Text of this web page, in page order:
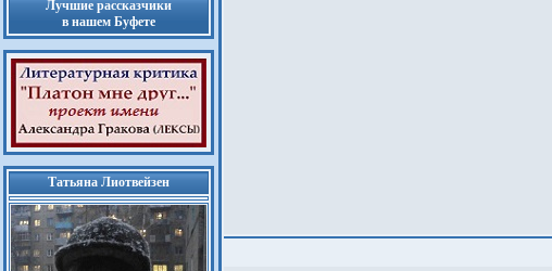
Лучшие рассказчики
в нашем Буфете
Татьяна Лиотвейзен